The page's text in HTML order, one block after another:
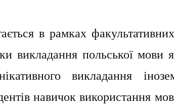
в рамках
викладання польської мови
викладання
навичок використання